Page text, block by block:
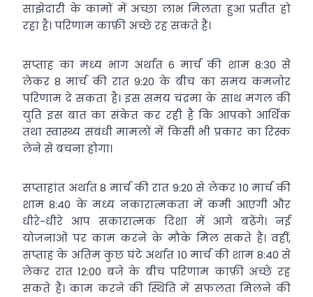
साझेदारी के कामों में अच्छा लाभ मिलता हुआ प्रतीत हो
रहा है। परिणाम काफ़ी अच्छे रह सकते हैं।
सप्ताह का मध्य भाग अर्थात 6 मार्च की शाम 8:30 से
लेकर 8 मार्च की रात 9:20 के बीच का समय कमज़ोर
परिणाम दे सकता है। इस समय चंद्रमा के साथ मंगल की
युति इस बात का संकेत कर रही है कि आपको आर्थिक
तथा स्वास्थ्य संबंधी मामलों में किसी भी प्रकार का रिस्क
लेने से बचना होगा।
सप्ताहांत अर्थात 8 मार्च की रात 9:20 से लेकर 10 मार्च की
शाम 8:40 के मध्य नकारात्मकता में कमी आएगी और
धीरे-धीरे आप सकारात्मक दिशा में आगे बढ़ेंगे। नई
योजनाओं पर काम करने के मौके मिल सकते हैं। वहीं,
सप्ताह के अंतिम कुछ घंटे अर्थात 10 मार्च की शाम 8:40 से
लेकर रात 12:00 बजे के बीच परिणाम काफ़ी अच्छे रह
सकते हैं। काम करने की स्थिति में सफलता मिलने की